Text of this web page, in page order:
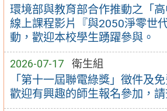
環境部與教育部合作推動之「
線上課程影片『與2050淨零世
動，歡迎本校學生踴躍參與。
2026-07-17 衛生組
「第十一屆聯電綠獎」徵件及
歡迎有興趣的師生報名參加，請